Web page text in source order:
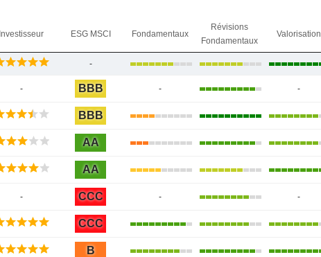
Investisseur ESG MSCI Fondamentaux
Révisions
Fondamentaux
Valorisation
-
- BBB - -
BBB
AA
AA
- CCC - -
CCC
B